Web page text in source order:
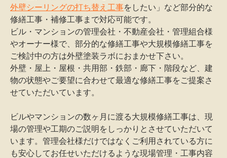
外壁シーリングの打ち替え工事をしたい」など部分的な
修繕工事・補修工事まで対応可能です。
ビル・マンションの管理会社・不動産会社・管理組合様
やオーナー様で、部分的な修繕工事や大規模修繕工事を
ご検討中の方は外壁塗装ラボにおまかせ下さい。
外壁・屋上・屋根・共用部・鉄部・廊下・階段など、建
物の状態やご要望に合わせて最適な修繕工事をご提案さ
せていただいています。
ビルやマンションの数ヶ月に渡る大規模修繕工事は、現
場の管理や工期のご説明をしっかりとさせていただいて
います。管理会社様だけではなくご利用されている方に
も安心してお任せいただけるような現場管理・工事内容